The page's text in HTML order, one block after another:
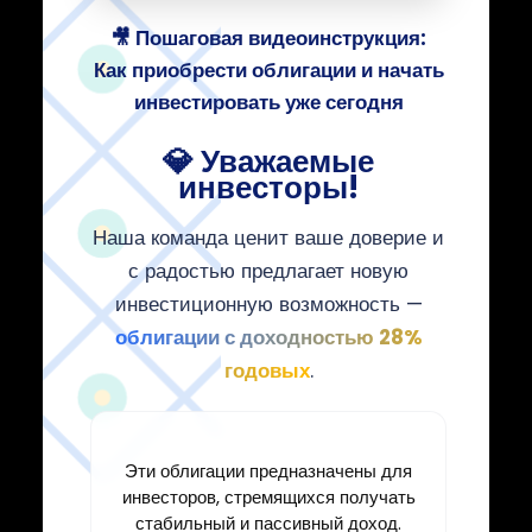
💎 Уважаемые
инвесторы!
Наша команда ценит ваше доверие и
с радостью предлагает новую
инвестиционную возможность —
облигации с доходностью 28%
годовых.
Эти облигации предназначены для
инвесторов, стремящихся получать
стабильный и пассивный доход.
🎥 Пошаговая видеоинструкция:
Как приобрести облигации и начать
инвестировать уже сегодня